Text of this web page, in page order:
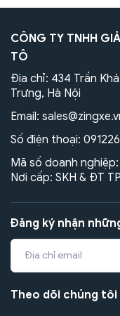
CÔNG TY TNHH
TÔ
Địa chỉ: 434 Trần
Trưng, Hà Nội
Email:
Số điện thoại:
Mã số doanh
Nơi cấp: SKH & ĐT
Đăng ký nhận
Theo dõi chúng tôi